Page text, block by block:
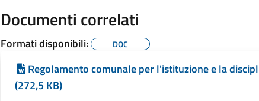
Documenti correlati
Formati disponibili: DOC
Regolamento comunale per l'istituzione e la
(272,5 KB)